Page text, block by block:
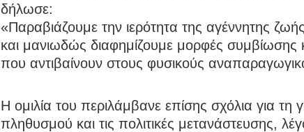
δήλωσε:
«Παραβιάζουμε την ιερότητα της αγέννητης
και μανιωδώς διαφημίζουμε μορφές συμβίωσης
που αντιβαίνουν στους φυσικούς
Η ομιλία του περιλάμβανε επίσης σχόλια για τη
πληθυσμού και τις πολιτικές μετανάστευσης,